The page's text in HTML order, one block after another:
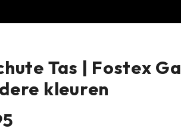
Tas | Fostex
kleuren